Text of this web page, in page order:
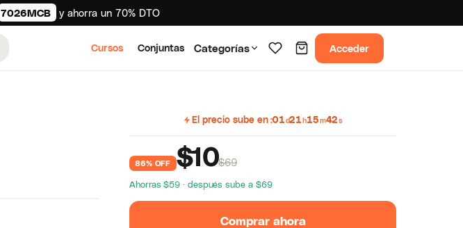
7026MCB y ahorra un 70% DTO
Cursos Conjuntas Categorías Acceder
El precio sube en 01d21h15m41s
86% OFF $10$69
Ahorras $59 · después sube a $69
Comprar ahora